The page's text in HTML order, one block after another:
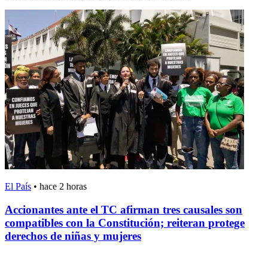
El País • hace 2 horas
Accionantes ante el TC afirman tres causales son
compatibles con la Constitución; reiteran protege
derechos de niñas y mujeres